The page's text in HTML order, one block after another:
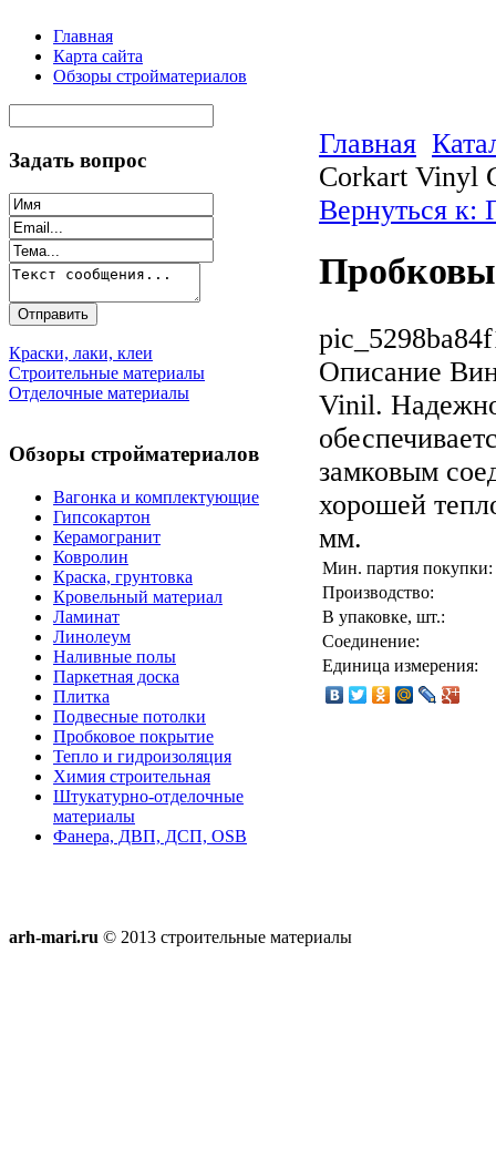
Главная
Карта сайта
Обзоры стройматериалов
Задать вопрос
Краски, лаки, клеи
Строительные материалы
Отделочные материалы
Обзоры стройматериалов
Вагонка и комплектующие
Гипсокартон
Керамогранит
Ковролин
Краска, грунтовка
Кровельный материал
Ламинат
Линолеум
Наливные полы
Паркетная доска
Плитка
Подвесные потолки
Пробковое покрытие
Тепло и гидроизоляция
Химия строительная
Штукатурно-отделочные
материалы
Фанера, ДВП, ДСП, OSB
Главная
Corkart Vinyl
Вернуться к:
Описание
Vinil.
замковым
хорошей
мм.
Мин. партия покупки:
Производство:
В упаковке, шт.:
Соединение:
Единица измерения:
arh-mari.ru © 2013 строительные материалы